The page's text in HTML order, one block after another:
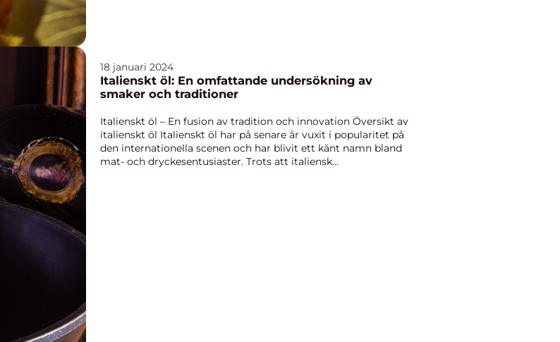
18 januari 2024
Italienskt öl: En omfattande undersökning av
smaker och traditioner
Italienskt öl – En fusion av tradition och innovation Översikt av
italienskt öl Italienskt öl har på senare år vuxit i popularitet på
den internationella scenen och har blivit ett känt namn bland
mat- och dryckesentusiaster. Trots att italiensk...